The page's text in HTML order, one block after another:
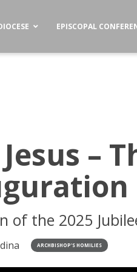
EPISCOPAL
–
of the 2025
ARCHBISHOP'S HOMILIES